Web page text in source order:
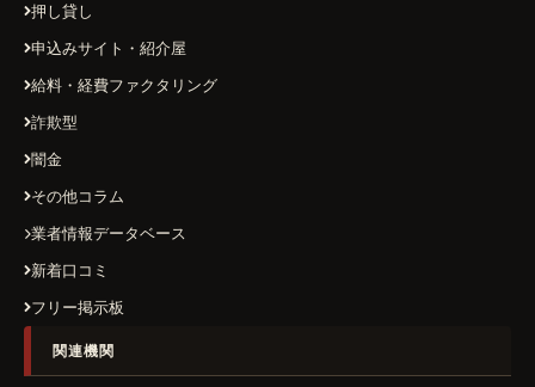
押し貸し
申込みサイト・紹介屋
給料・経費ファクタリング
詐欺型
闇金
その他コラム
業者情報データベース
新着口コミ
フリー掲示板
関連機関